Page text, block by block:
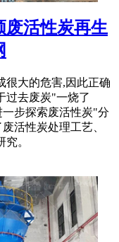
废活性炭再生
很大的危害,因此正确
过去废炭"一烧了
步探索废活性炭"分
活性炭处理工艺、
。